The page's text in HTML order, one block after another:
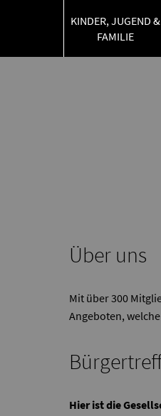
Über uns
Mit über 300
Angeboten,
Hier ist die
KINDER, JUGEND &
FAMILIE